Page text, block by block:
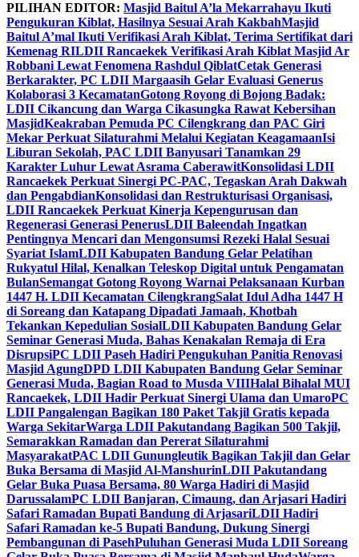
PILIHAN EDITOR: Masjid Baitul A’la Mekarrahayu Ikuti
Pengukuran Kiblat, Hasilnya Sesuai Arah KakbahMasjid
Baitul A’mal Ikuti Verifikasi Arah Kiblat, Terima Sertifikat dari
Kemenag RILDII Rancaekek Verifikasi Arah Kiblat Masjid Ar
Robbani Lewat Fenomena Rashdul QiblatCetak Generasi
Berkarakter, PC LDII Margaasih Gelar Evaluasi Generus
Kolaborasi 3 KecamatanGotong Royong di Bojong Badak:
LDII Cikancung dan Warga Cikasungka Rawat Kebersihan
MasjidKeakraban Pemuda PC Cilengkrang dan PAC Giri
Mekar Perkuat Silaturahmi Melalui Kegiatan KeagamaanIsi
Liburan Sekolah, PAC LDII Banyusari Tanamkan 29
Karakter Luhur Lewat Asrama CaberawitKonsolidasi LDII
Rancaekek Perkuat Sinergi PC-PAC, Tegaskan Arah Dakwah
dan PengabdianKonsolidasi dan Restrukturisasi Organisasi,
LDII Rancaekek Perkuat Kinerja Kepengurusan dan
Regenerasi Generasi PenerusLDII Baleendah Ingatkan
Pentingnya Mencari dan Mengonsumsi Rezeki Halal Sesuai
Syariat IslamLDII Kabupaten Bandung Gelar Pelatihan
Rukyatul Hilal, Kenalkan Teleskop Digital untuk Pengamatan
BulanSemangat Gotong Royong Warnai Pelaksanaan Kurban
1447 H. LDII Kecamatan CilengkrangSalat Idul Adha 1447 H
di Soreang dan Katapang Dipadati Jamaah, Khotbah
Tekankan Kepedulian SosialLDII Kabupaten Bandung Gelar
Seminar Generasi Muda, Bahas Kenakalan Remaja di Era
DisrupsiPC LDII Paseh Hadiri Pengukuhan Panitia Renovasi
Masjid AgungDPD LDII Kabupaten Bandung Gelar Seminar
Generasi Muda, Bagian Road to Musda VIIIHalal Bihalal MUI
Rancaekek, LDII Hadir Perkuat Sinergi Ulama dan UmaroPC
LDII Pangalengan Bagikan 180 Paket Takjil Gratis kepada
Warga SekitarWarga LDII Pakutandang Bagikan 500 Takjil,
Semarakkan Ramadan dan Pererat Silaturahmi
MasyarakatPAC LDII Gunungleutik Bagikan Takjil dan Gelar
Buka Bersama di Masjid Al-ManshurinLDII Pakutandang
Gelar Buka Puasa Bersama, 80 Warga Hadiri di Masjid
DarussalamPC LDII Banjaran, Cimaung, dan Arjasari Hadiri
Safari Ramadan Bupati Bandung di ArjasariLDII Hadiri
Safari Ramadan ke-5 Bupati Bandung, Dukung Sinergi
Pembangunan di PasehPuluhan Generasi Muda LDII Soreang